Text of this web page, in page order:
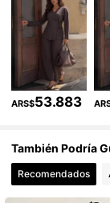
4,85
4,85
4,85
4,85
4,85
ARS$53.883
También Podría
Recomendados